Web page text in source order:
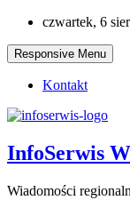
Skip
content
czwartek, 6
Responsive Menu
Kontakt
InfoSerwis
Wiadomości